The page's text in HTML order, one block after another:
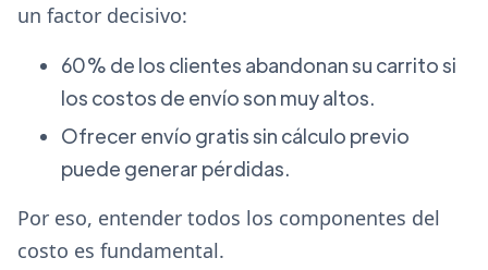
un factor decisivo:
60% de los clientes abandonan su carrito si
los costos de envío son muy altos.
Ofrecer envío gratis sin cálculo previo
puede generar pérdidas.
Por eso, entender todos los componentes del
costo es fundamental.